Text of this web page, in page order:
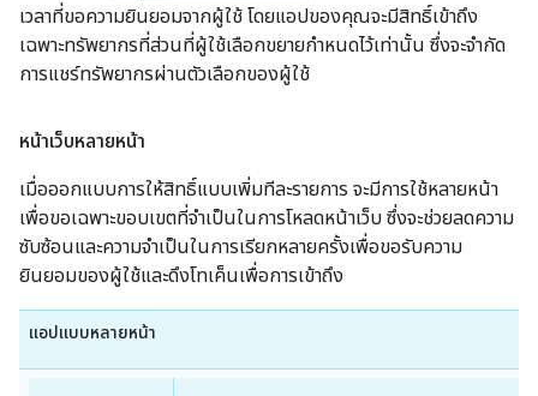
เวลาที่ขอความยินยอมจากผู้ใช้ โดยแอปของคุณจะมีสิทธิ์เข้าถึง
เฉพาะทรัพยากรที่ส่วนที่ผู้ใช้เลือกขยายกำหนดไว้เท่านั้น ซึ่งจะจำกัด
การแชร์ทรัพยากรผ่านตัวเลือกของผู้ใช้
หน้าเว็บหลายหน้า
เมื่อออกแบบการให้สิทธิ์แบบเพิ่มทีละรายการ จะมีการใช้หลายหน้า
เพื่อขอเฉพาะขอบเขตที่จำเป็นในการโหลดหน้าเว็บ ซึ่งจะช่วยลดความ
ซับซ้อนและความจำเป็นในการเรียกหลายครั้งเพื่อขอรับความ
ยินยอมของผู้ใช้และดึงโทเค็นเพื่อการเข้าถึง
แอปแบบหลายหน้า